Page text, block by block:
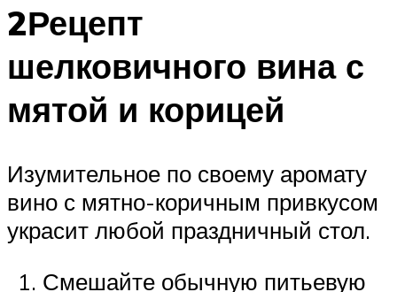
2Рецепт
шелковичного вина с
мятой и корицей
Изумительное по своему аромату
вино с мятно-коричным привкусом
украсит любой праздничный стол.
Смешайте обычную питьевую